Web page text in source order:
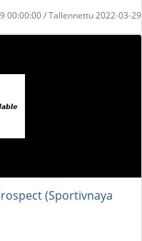
00:00:00 / Tallennettu 2022-03-29
(Sportivnaya